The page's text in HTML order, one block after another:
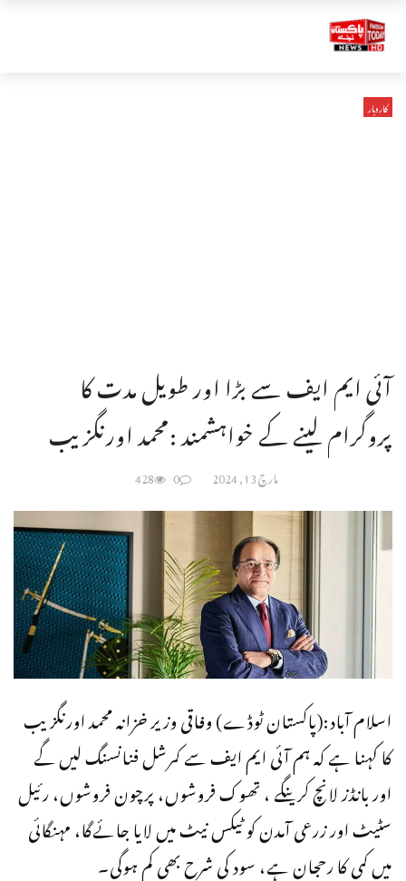
کاروبار
آئی ایم ایف سے بڑا اور طویل مدت کا
پروگرام لینے کے خواہشمند :محمد اورنگزیب
مارچ 13, 2024 0
428
اسلام آباد:(پاکستان ٹوڈے) وفاقی وزیر خزانہ محمد اورنگزیب
کا کہنا ہے کہ ہم آئی ایم ایف سے کمرشل فنانسنگ لیں گے
اور بانڈز لانچ کرینگے ، تھوک فروشوں، پرچون فروشوں، رئیل
سٹیٹ اور زرعی آمدن کو ٹیکس نیٹ میں لایا جائےگا، مہنگائی
میں کمی کا رحجان ہے، سود کی شرح بھی کم ہوگی۔